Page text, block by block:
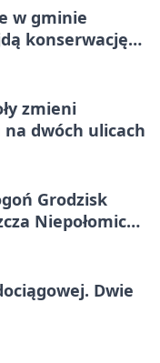
w gminie
konserwację.
zmieni
dwóch ulicach
Grodzisk
Niepołomice
lidze
Dwie